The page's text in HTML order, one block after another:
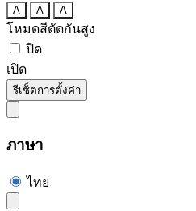
A A A
โหมดสีตัดกันสูง
ปิด
เปิด
รีเซ็ตการตั้งค่า
ภาษา
ไทย